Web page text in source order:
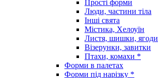
Прості форми
Люди, частини тіла
Інші свята
Містика, Хелоуїн
Листя, шишки, ягоди
Візерунки, завитки
Птахи, комахи *
Форми в палетах
Форми під нарізку *